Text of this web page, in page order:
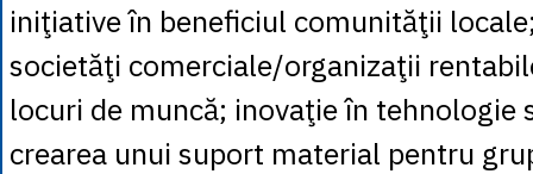
iniţiative în beneficiul comunităţii
societăţi comerciale/organizaţii
locuri de muncă; inovaţie în tehnologie
crearea unui suport material pentru